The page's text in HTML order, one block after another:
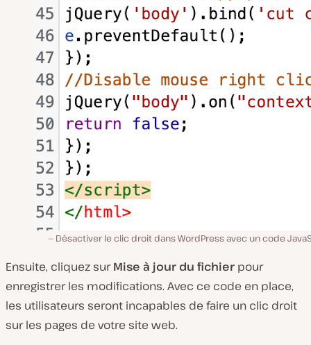
Désactiver le clic droit dans WordPress avec un code
Ensuite, cliquez surMise à jour du fichier pour
enregistrer les modifications. Avec ce code en place,
les utilisateurs seront incapables de faire un clic droit
sur les pages de votre site web.